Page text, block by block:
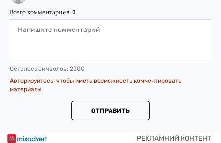
Всего комментариев: 0
Осталось символов: 2000
Авторизуйтесь, чтобы иметь возможность комментировать
материалы
ОТПРАВИТЬ